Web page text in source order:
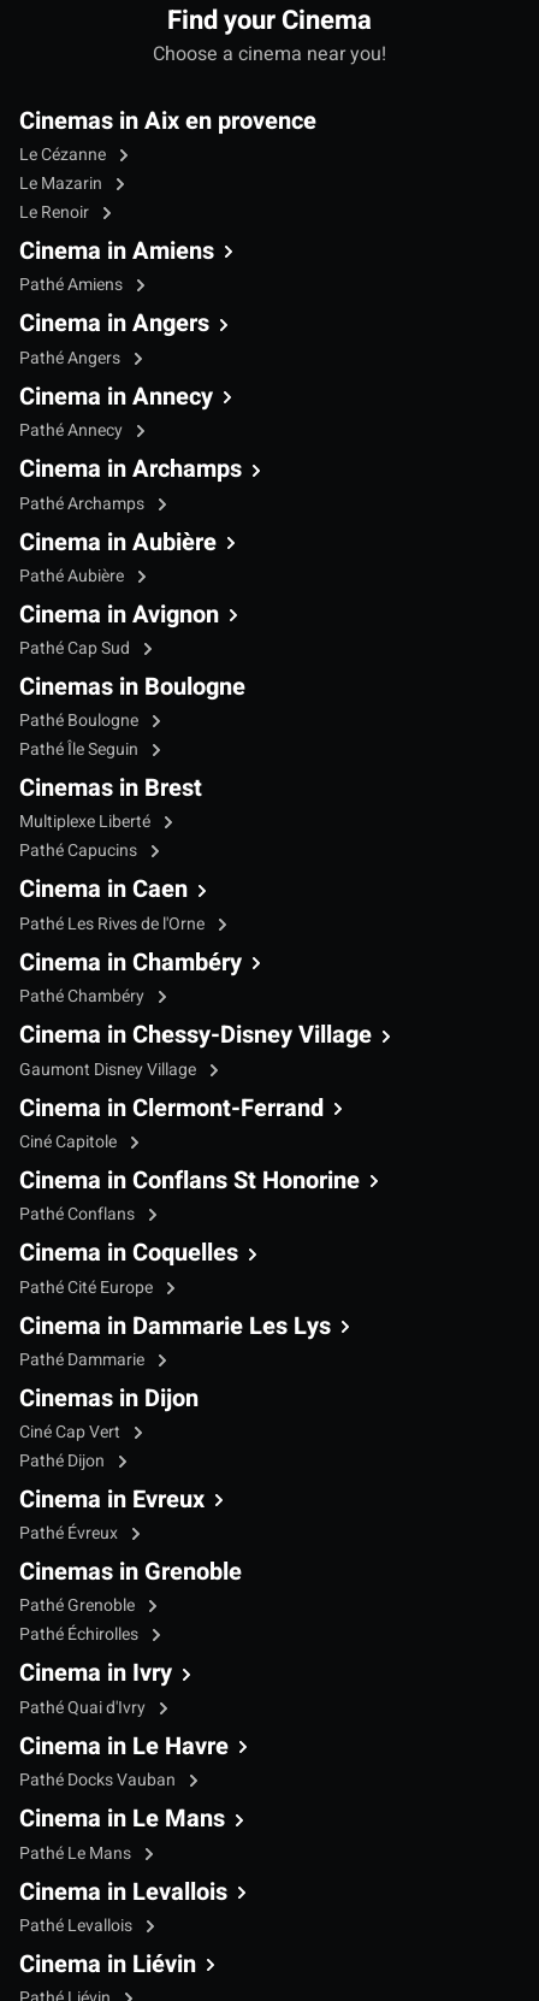
Find your Cinema
Choose a cinema near you!
Cinemas in Aix en provence
Le Cézanne
Le Mazarin
Le Renoir
Cinema in Amiens
Pathé Amiens
Cinema in Angers
Pathé Angers
Cinema in Annecy
Pathé Annecy
Cinema in Archamps
Pathé Archamps
Cinema in Aubière
Pathé Aubière
Cinema in Avignon
Pathé Cap Sud
Cinemas in Boulogne
Pathé Boulogne
Pathé Île Seguin
Cinemas in Brest
Multiplexe Liberté
Pathé Capucins
Cinema in Caen
Pathé Les Rives de l'Orne
Cinema in Chambéry
Pathé Chambéry
Cinema in Chessy-Disney Village
Gaumont Disney Village
Cinema in Clermont-Ferrand
Ciné Capitole
Cinema in Conflans St Honorine
Pathé Conflans
Cinema in Coquelles
Pathé Cité Europe
Cinema in Dammarie Les Lys
Pathé Dammarie
Cinemas in Dijon
Ciné Cap Vert
Pathé Dijon
Cinema in Evreux
Pathé Évreux
Cinemas in Grenoble
Pathé Grenoble
Pathé Échirolles
Cinema in Ivry
Pathé Quai d'Ivry
Cinema in Le Havre
Pathé Docks Vauban
Cinema in Le Mans
Pathé Le Mans
Cinema in Levallois
Pathé Levallois
Cinema in Liévin